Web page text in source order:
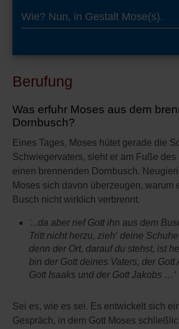
Wie? Nun, in Gestalt Mose(s).
Berufung
Was erfuhr Moses aus dem
Dornbusch?
Eines Tages, Moses hütet gerade die
Schwiegervaters, sieht er am Fuße des
einen brennenden Dornbusch.
Moses sich davon überzeugen, warum
Busch nicht wirklich verbrennt.
'...da aber rief Gott ihn aus dem
Tritt nicht herzu, zieh‘ deine
denn der Ort, darauf du stehst, ist
bin der Gott deines Vaters, der Gott
Gott Isaaks und der Gott Jakobs …‘
Sei es, wie es sei. Es entwickelt sich
Gespräch, in dem Gott Moses